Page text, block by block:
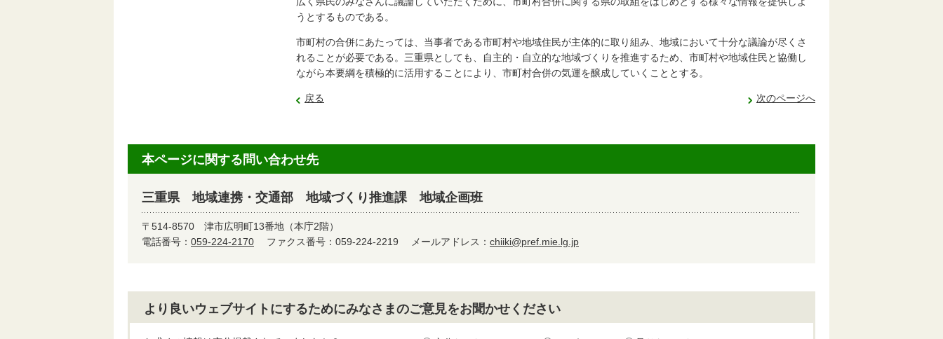
うとするものである。
市町村の合併にあたっては、当事者である市町村や地域住民が主体的に取り組み、地域において十分な議論が尽くさ
れることが必要である。三重県としても、自主的・自立的な地域づくりを推進するため、市町村や地域住民と協働し
ながら本要綱を積極的に活用することにより、市町村合併の気運を醸成していくこととする。
戻る 次のページへ
本ページに関する問い合わせ先
三重県 地域連携・交通部 地域づくり推進課 地域企画班
〒514-8570 津市広明町13番地（本庁2階）
電話番号： 059-224-2170 ファクス番号：059-224-2219 メールアドレス： chiiki@pref.mie.lg.jp
より良いウェブサイトにするためにみなさまのご意見をお聞かせください